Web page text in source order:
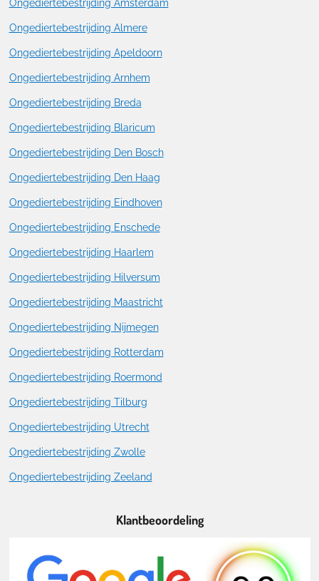
Ongediertebestrijding Amsterdam
Ongediertebestrijding Almere
Ongediertebestrijding Apeldoorn
Ongediertebestrijding Arnhem
Ongediertebestrijding Breda
Ongediertebestrijding Blaricum
Ongediertebestrijding Den Bosch
Ongediertebestrijding Den Haag
Ongediertebestrijding Eindhoven
Ongediertebestrijding Enschede
Ongediertebestrijding Haarlem
Ongediertebestrijding Hilversum
Ongediertebestrijding Maastricht
Ongediertebestrijding Nijmegen
Ongediertebestrijding Rotterdam
Ongediertebestrijding Roermond
Ongediertebestrijding Tilburg
Ongediertebestrijding Utrecht
Ongediertebestrijding Zwolle
Ongediertebestrijding Zeeland
Klantbeoordeling